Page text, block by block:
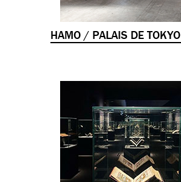
HAMO / PALAIS DE